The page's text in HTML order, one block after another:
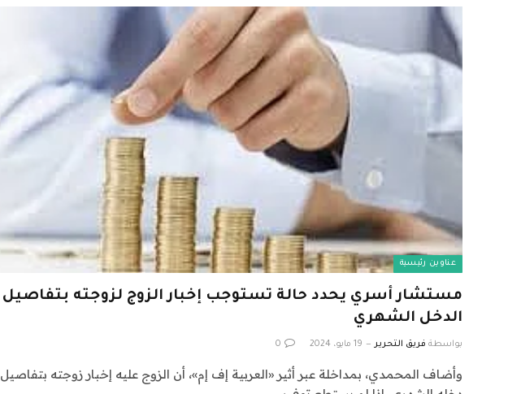
عناوين رئيسية
مستشار أسري يحدد حالة تستوجب إخبار الزوج لزوجته بتفاصيل
الدخل الشهري
بواسطة فريق التحرير 19 مايو، 2024 0
وأضاف المحمدي، بمداخلة عبر أثير «العربية إف إم»، أن الزوج عليه إخبار زوجته بتفاصيل